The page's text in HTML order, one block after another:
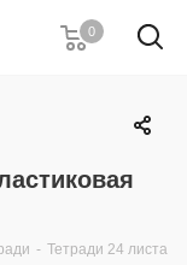
0
- Тетради 24 листа